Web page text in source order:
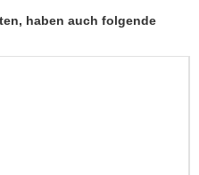
haben auch folgende